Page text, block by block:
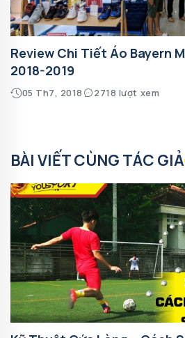
Review Chi Tiết Áo Bayern
2018-2019
05 Th7, 2018 2718 lượt xem
BÀI VIẾT CÙNG TÁC GIẢ